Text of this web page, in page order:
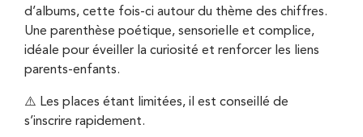
d’albums, cette fois-ci autour du thème des chiffres.
Une parenthèse poétique, sensorielle et complice,
idéale pour éveiller la curiosité et renforcer les liens
parents-enfants.
⚠️ Les places étant limitées, il est conseillé de
s’inscrire rapidement.